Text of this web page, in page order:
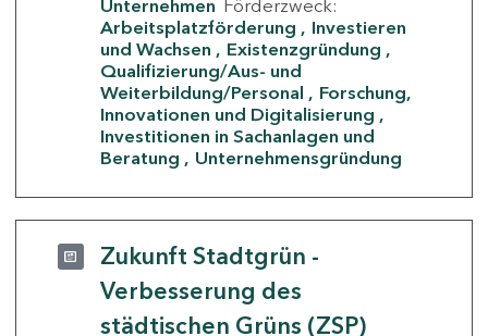
Unternehmen Förderzweck:
Arbeitsplatzförderung
Investieren
und Wachsen
Existenzgründung
Qualifizierung/Aus- und
Weiterbildung/Personal
Forschung,
Innovationen und Digitalisierung
Investitionen in Sachanlagen und
Beratung
Unternehmensgründung
Zukunft Stadtgrün -
Verbesserung des
städtischen Grüns (ZSP)